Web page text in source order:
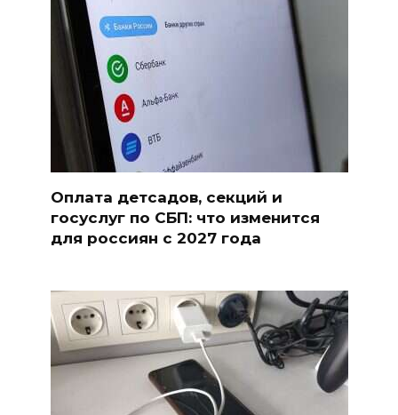
Оплата детсадов, секций и
госуслуг по СБП: что изменится
для россиян с 2027 года